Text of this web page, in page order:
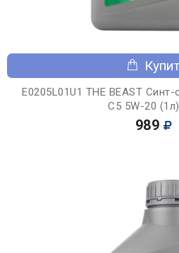
E0205L01U1 THE BEAST
C5 5W-20
989